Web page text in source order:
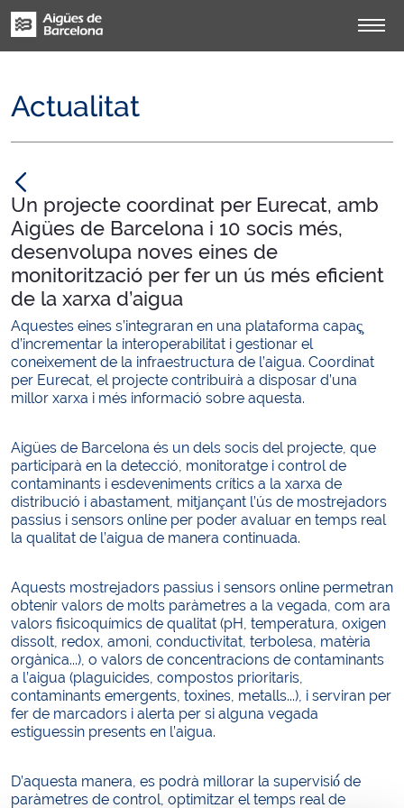
Actualitat
Un projecte coordinat per Eurecat, amb
Aigües de Barcelona i 10 socis més,
desenvolupa noves eines de
monitorització per fer un ús més eficient
de la xarxa d’aigua
Aquestes eines s’integraran en una plataforma capaç̧
d’incrementar la interoperabilitat i gestionar el
coneixement de la infraestructura de l’aigua. Coordinat
per Eurecat, el projecte contribuirà a disposar d’una
millor xarxa i més informació sobre aquesta.
Aigües de Barcelona és un dels socis del projecte, que
participarà en la detecció, monitoratge i control de
contaminants i esdeveniments crítics a la xarxa de
distribució i abastament, mitjançant l’ús de mostrejadors
passius i sensors online per poder avaluar en temps real
la qualitat de l’aigua de manera continuada.
Aquests mostrejadors passius i sensors online permetran
obtenir valors de molts paràmetres a la vegada, com ara
valors fisicoquímics de qualitat (pH, temperatura, oxigen
dissolt, redox, amoni, conductivitat, terbolesa, matèria
orgànica...), o valors de concentracions de contaminants
a l’aigua (plaguicides, compostos prioritaris,
contaminants emergents, toxines, metalls...), i serviran per
fer de marcadors i alerta per si alguna vegada
estiguessin presents en l’aigua.
D’aquesta manera, es podrà millorar la supervisió́ de
paràmetres de control, optimitzar el temps real de